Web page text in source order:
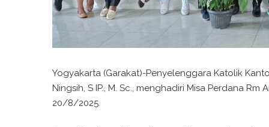
Yogyakarta (Garakat)-Penyelenggara Katolik
Ningsih, S IP., M. Sc., menghadiri Misa Perdana
20/8/2025.